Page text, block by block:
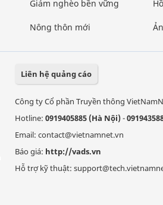
Giảm nghèo bền vững
Nông thôn mới
Liên hệ quảng cáo
Công ty Cổ phần Truyền thông
Hotline: 0919405885 (Hà Nội)-
Email: contact@vietnamnet.vn
Báo giá: http://vads.vn
Hỗ trợ kỹ thuật: